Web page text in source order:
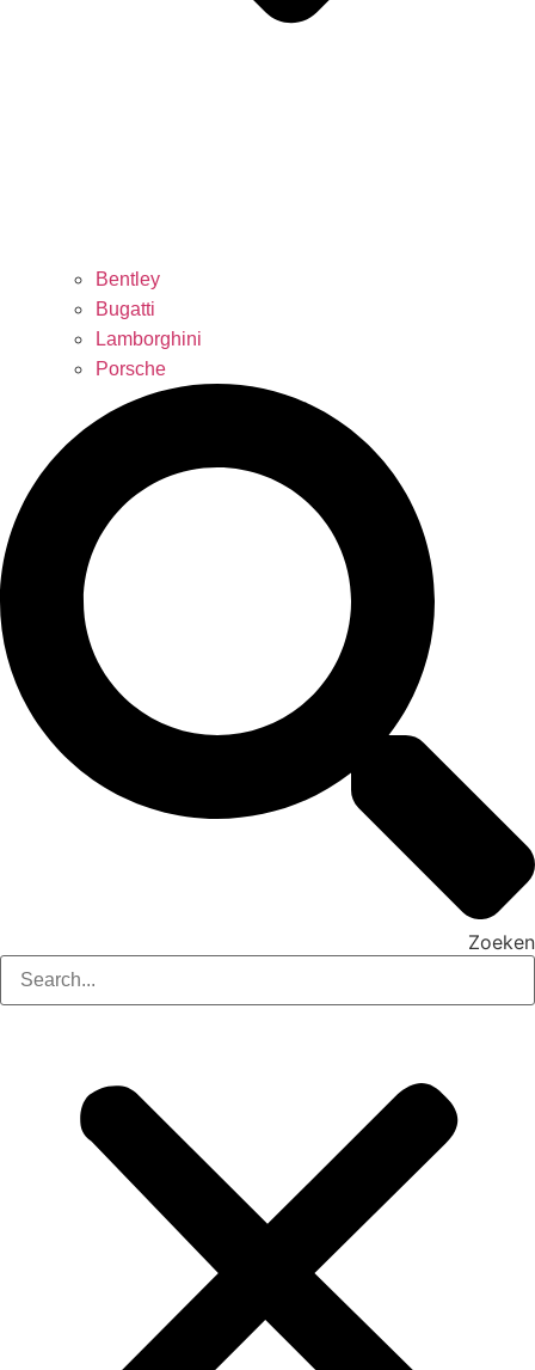
Bentley
Bugatti
Lamborghini
Porsche
Zoeken